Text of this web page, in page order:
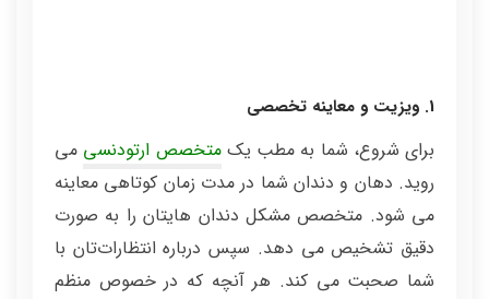
1. ویزیت و معاینه تخصصی
برای شروع، شما به مطب یکمتخصص ارتودنسی می
روید. دهان و دندان شما در مدت زمان کوتاهی معاینه
می شود. متخصص مشکل دندان هایتان را به صورت
دقیق تشخیص می دهد. سپس درباره انتظارات‌تان با
شما صحبت می کند. هر آنچه که در خصوص منظم